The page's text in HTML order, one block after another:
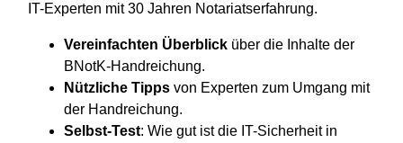
IT-Experten mit 30 Jahren Notariatserfahrung.
Vereinfachten Überblick über die Inhalte der
BNotK-Handreichung.
Nützliche Tipps von Experten zum Umgang mit
der Handreichung.
Selbst-Test: Wie gut ist die IT-Sicherheit in